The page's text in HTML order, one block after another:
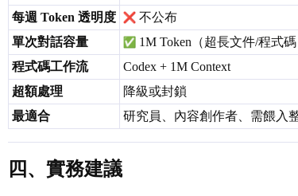
每週 Token 透明度
不公布
單次對話容量
1M Token（超長文件/程式碼
程式碼工作流
Codex + 1M Context
超額處理
降級或封鎖
最適合
研究員、內容創作者、需餵入
四、實務建議